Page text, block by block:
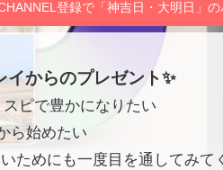
登録で「神吉日・大明日」の
イからのプレゼント✨
ピで豊かになりたい
ら始めたい
ためにも一度目を通してみて